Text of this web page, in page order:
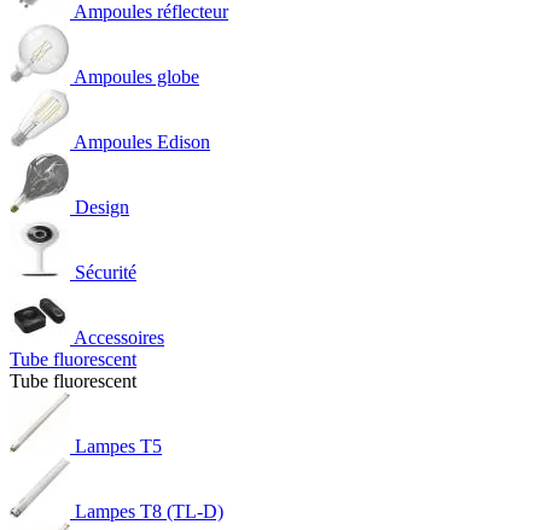
Ampoules réflecteur
Ampoules globe
Ampoules Edison
Design
Sécurité
Accessoires
Tube fluorescent
Tube fluorescent
Lampes T5
Lampes T8 (TL-D)